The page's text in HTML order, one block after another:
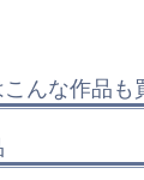
んな作品も